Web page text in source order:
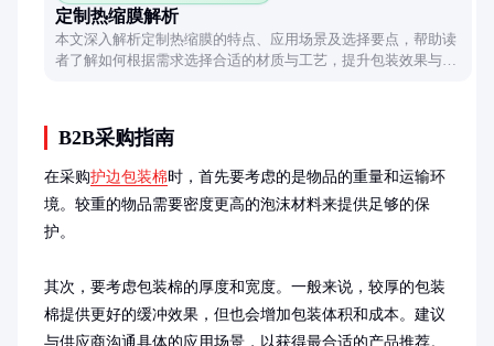
定制热缩膜解析
本文深入解析定制热缩膜的特点、应用场景及选择要点，帮助读
者了解如何根据需求选择合适的材质与工艺，提升包装效果与实
B2B采购指南
在采购护边包装棉时，首先要考虑的是物品的重量和运输环
境。较重的物品需要密度更高的泡沫材料来提供足够的保
护。
其次，要考虑包装棉的厚度和宽度。一般来说，较厚的包装
棉提供更好的缓冲效果，但也会增加包装体积和成本。建议
与供应商沟通具体的应用场景，以获得最合适的产品推荐。